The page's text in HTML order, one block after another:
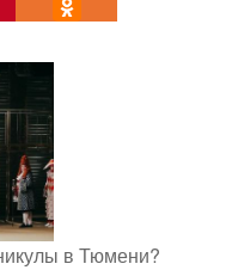
в Тюмени?